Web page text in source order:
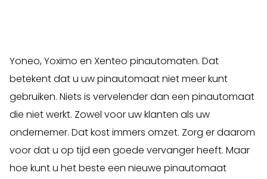
Yoneo, Yoximo en Xenteo pinautomaten. Dat
betekent dat u uw pinautomaat niet meer kunt
gebruiken. Niets is vervelender dan een pinautomaat
die niet werkt. Zowel voor uw klanten als uw
ondernemer. Dat kost immers omzet. Zorg er daarom
voor dat u op tijd een goede vervanger heeft. Maar
hoe kunt u het beste een nieuwe pinautomaat